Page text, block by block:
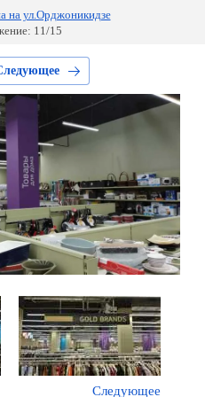
на ул.Орджоникидзе
11/15
Следующее